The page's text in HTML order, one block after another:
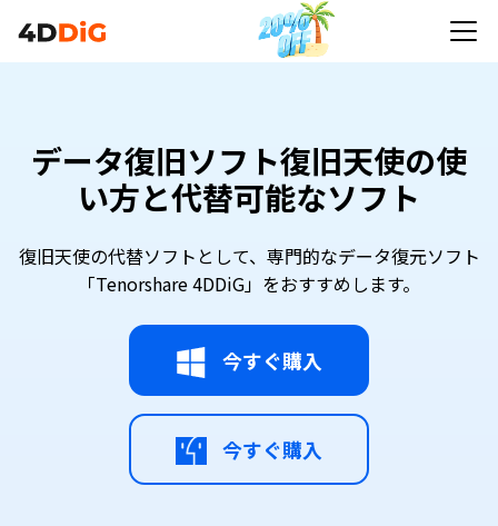
データ復旧ソフト復旧天使の使
い方と代替可能なソフト
復旧天使の代替ソフトとして、専門的なデータ復元ソフト
「Tenorshare 4DDiG」をおすすめします。
今すぐ購入
今すぐ購入